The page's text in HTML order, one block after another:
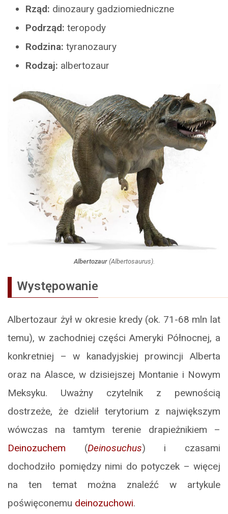
Rząd: dinozaury gadziomiedniczne
Podrząd: teropody
Rodzina: tyranozaury
Rodzaj: albertozaur
Albertozaur(Albertosaurus).
Występowanie
Albertozaur żył w okresie kredy (ok. 71-68 mln lat
temu), w zachodniej części Ameryki Północnej, a
konkretniej – w kanadyjskiej prowincji Alberta
oraz na Alasce, w dzisiejszej Montanie i Nowym
Meksyku. Uważny czytelnik z pewnością
dostrzeże, że dzielił terytorium z największym
wówczas na tamtym terenie drapieżnikiem –
Deinozuchem (Deinosuchus) i czasami
dochodziło pomiędzy nimi do potyczek – więcej
na ten temat można znaleźć w artykule
poświęconemu deinozuchowi.